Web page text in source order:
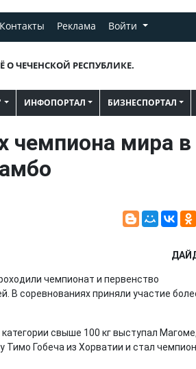
Контакты Реклама Войти
О ЧЕЧЕНСКОЙ РЕСПУБЛИКЕ.
ИНФОПОРТАЛ БИЗНЕСПОРТАЛ
чемпиона мира в
чемпионат и первенство
В соревнованиях приняли участие
свыше 100 кг выступал
Гобеча из Хорватии и стал